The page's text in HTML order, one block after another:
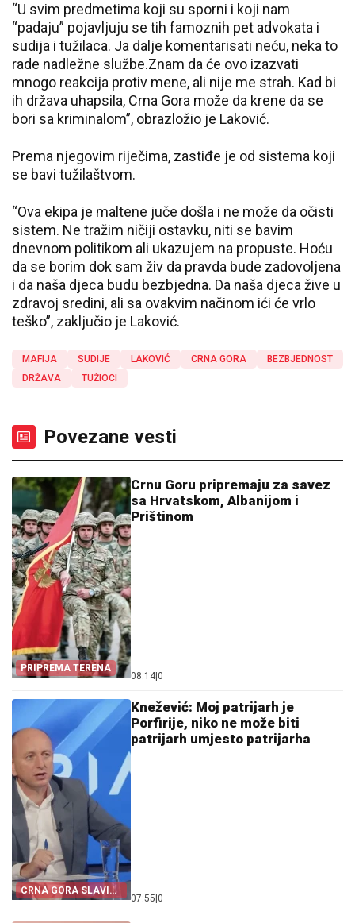
“U svim predmetima koji su sporni i koji nam
“padaju” pojavljuju se tih famoznih pet advokata i
sudija i tužilaca. Ja dalje komentarisati neću, neka to
rade nadležne službe.Znam da će ovo izazvati
mnogo reakcija protiv mene, ali nije me strah. Kad bi
ih država uhapsila, Crna Gora može da krene da se
bori sa kriminalom”, obrazložio je Laković.
Prema njegovim riječima, zastiđe je od sistema koji
se bavi tužilaštvom.
“Ova ekipa je maltene juče došla i ne može da očisti
sistem. Ne tražim ničiji ostavku, niti se bavim
dnevnom politikom ali ukazujem na propuste. Hoću
da se borim dok sam živ da pravda bude zadovoljena
i da naša djeca budu bezbjedna. Da naša djeca žive u
zdravoj sredini, ali sa ovakvim načinom ići će vrlo
teško”, zaključio je Laković.
MAFIJA SUDIJE LAKOVIĆ CRNA GORA
BEZBJEDNOST
DRŽAVA
TUŽIOCI
Povezane vesti
PRIPREMA TERENA
Crnu Goru pripremaju za savez
sa Hrvatskom, Albanijom i
Prištinom
08:14 0
CRNA GORA SLAVI
„OLUJU“
Knežević: Moj patrijarh je
Porfirije, niko ne može biti
patrijarh umjesto patrijarha
07:55 0